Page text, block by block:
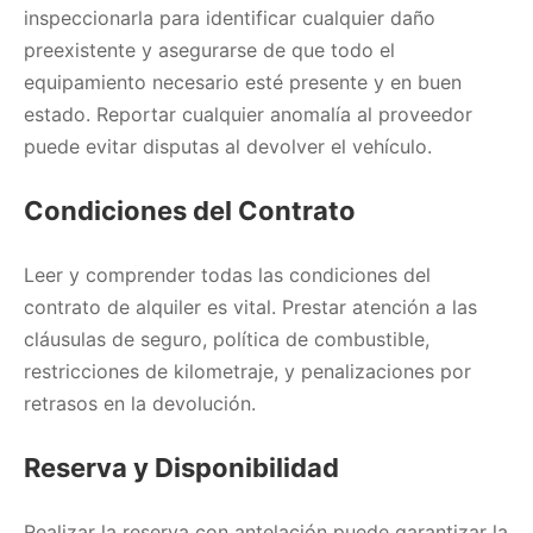
inspeccionarla para identificar cualquier daño
preexistente y asegurarse de que todo el
equipamiento necesario esté presente y en buen
estado. Reportar cualquier anomalía al proveedor
puede evitar disputas al devolver el vehículo.
Condiciones del Contrato
Leer y comprender todas las condiciones del
contrato de alquiler es vital. Prestar atención a las
cláusulas de seguro, política de combustible,
restricciones de kilometraje, y penalizaciones por
retrasos en la devolución.
Reserva y Disponibilidad